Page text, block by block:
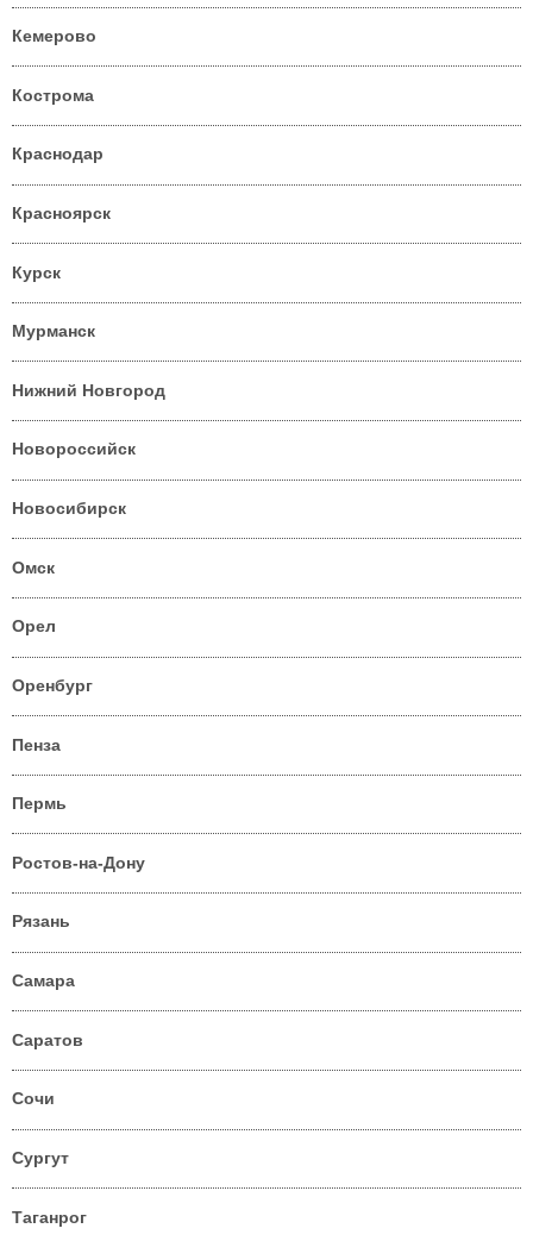
Кемерово
Кострома
Краснодар
Красноярск
Курск
Мурманск
Нижний Новгород
Новороссийск
Новосибирск
Омск
Орел
Оренбург
Пенза
Пермь
Ростов-на-Дону
Рязань
Самара
Саратов
Сочи
Сургут
Таганрог